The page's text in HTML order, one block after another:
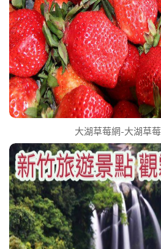
大湖草莓網-大湖草